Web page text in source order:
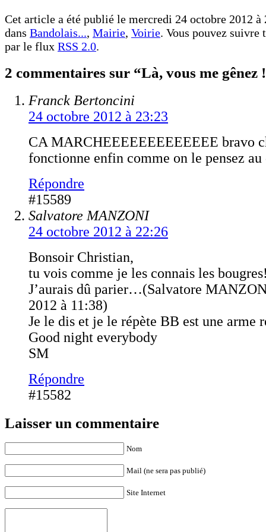
Cet article a été publié le mercredi 24 octobre 2012 à
dans Bandolais..., Mairie, Voirie. Vous pouvez suivre
par le flux RSS 2.0.
2 commentaires sur “Là, vous me gênez
Franck Bertoncini
24 octobre 2012 à 23:23
CA MARCHEEEEEEEEEEEEE bravo
fonctionne enfin comme on le pensez au
Répondre
#15589
Salvatore MANZONI
24 octobre 2012 à 22:26
Bonsoir Christian,
tu vois comme je les connais les
J’aurais dû parier…(Salvatore
2012 à 11:38)
Je le dis et je le répète BB est une arme
Good night everybody
SM
Répondre
#15582
Laisser un commentaire
Nom
Mail (ne sera pas publié)
Site Internet